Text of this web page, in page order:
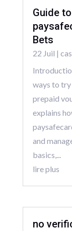
Guide
Bets
22 Juil |
ways to try
prepaid
explains
and
basics,...
lire plus
no